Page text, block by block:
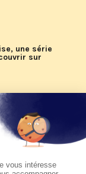
une série
sur
de KTO
Léon
KTO le